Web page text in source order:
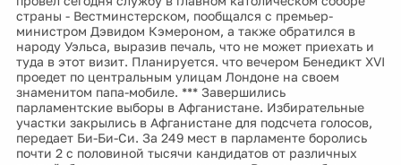
страны - Вестминстерском, пообщался с премьер-
министром Дэвидом Кэмероном, а также обратился в
народу Уэльса, выразив печаль, что не может приехать и
туда в этот визит. Планируется. что вечером Бенедикт XVI
проедет по центральным улицам Лондоне на своем
знаменитом папа-мобиле. *** Завершились
парламентские выборы в Афганистане. Избирательные
участки закрылись в Афганистане для подсчета голосов,
передает Би-Би-Си. За 249 мест в парламенте боролись
почти 2 с половиной тысячи кандидатов от различных